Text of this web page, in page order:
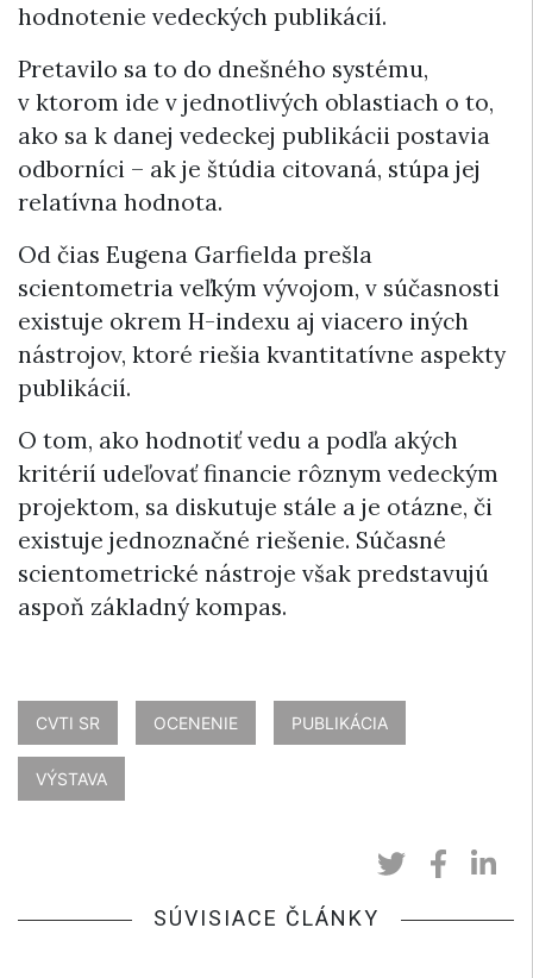
hodnotenie vedeckých publikácií.
Pretavilo sa to do dnešného systému,
v ktorom ide v jednotlivých oblastiach o to,
ako sa k danej vedeckej publikácii postavia
odborníci – ak je štúdia citovaná, stúpa jej
relatívna hodnota.
Od čias Eugena Garfielda prešla
scientometria veľkým vývojom, v súčasnosti
existuje okrem H-indexu aj viacero iných
nástrojov, ktoré riešia kvantitatívne aspekty
publikácií.
O tom, ako hodnotiť vedu a podľa akých
kritérií udeľovať financie rôznym vedeckým
projektom, sa diskutuje stále a je otázne, či
existuje jednoznačné riešenie. Súčasné
scientometrické nástroje však predstavujú
aspoň základný kompas.
CVTI SR OCENENIE PUBLIKÁCIA
VÝSTAVA
SÚVISIACE ČLÁNKY